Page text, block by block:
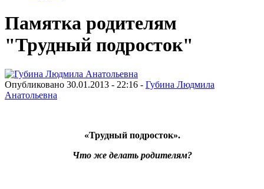
Памятка родителям
"Трудный подросток"
Опубликовано 30.01.2013 - 22:16 - Губина Людмила
Анатольевна
«Трудный подросток».
Что же делать родителям?